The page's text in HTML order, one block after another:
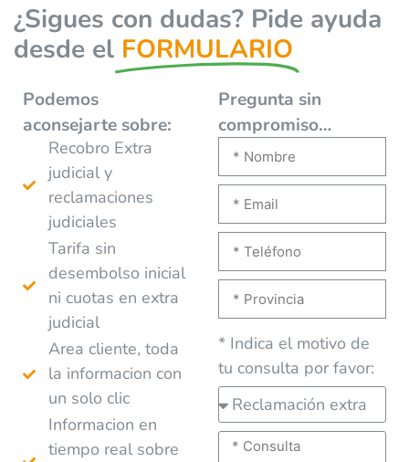
¿Sigues con dudas? Pide ayuda
desde el FORMULARIO
Podemos
aconsejarte sobre:
Recobro Extra
judicial y
reclamaciones
judiciales
Tarifa sin
desembolso inicial
ni cuotas en extra
judicial
Area cliente, toda
la informacion con
un solo clic
Informacion en
tiempo real sobre
Pregunta sin
compromiso…
* Indica el motivo de
tu consulta por favor: